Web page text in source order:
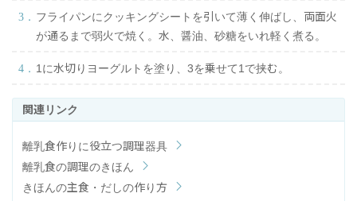
フライパンにクッキングシートを引いて薄く伸ばし、両面火
が通るまで弱火で焼く。水、醤油、砂糖をいれ軽く煮る。
1に水切りヨーグルトを塗り、3を乗せて1で挟む。
離乳食作りに役立つ調理器具
離乳食の調理のきほん
きほんの主食・だしの作り方